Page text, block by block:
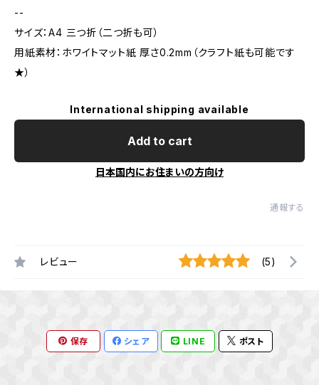
--
サイズ：A4 三つ折（二つ折も可）
用紙素材：ホワイトマット紙 厚さ0.2mm（クラフト紙も可能です
★）
International shipping available
Add to cart
日本国内にお住まいの方向け
通報する
レビュー (5)
保存 シェア LINE ポスト